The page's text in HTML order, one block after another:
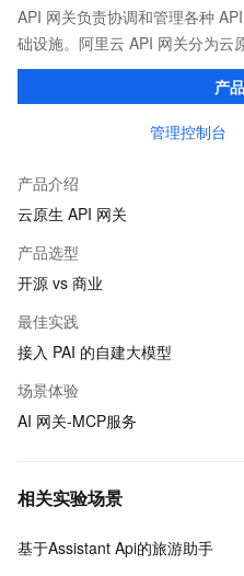
API 网关负责协调和管理各种
础设施。阿里云 API 网关分为云
品。
产
管理控制台
产品介绍
云原生 API 网关
产品选型
开源 vs 商业
最佳实践
接入 PAI 的自建大模型
场景体验
AI 网关-MCP服务
相关实验场景
基于Assistant Api的旅游助手